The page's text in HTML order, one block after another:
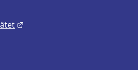
till annan webbplats, öppnas i